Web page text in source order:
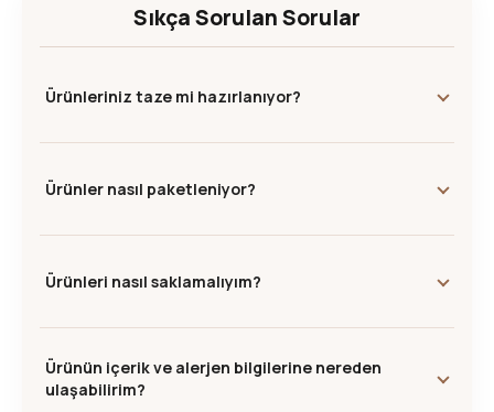
Sıkça Sorulan Sorular
Ürünleriniz taze mi hazırlanıyor?
Ürünler nasıl paketleniyor?
Ürünleri nasıl saklamalıyım?
Ürünün içerik ve alerjen bilgilerine nereden
ulaşabilirim?